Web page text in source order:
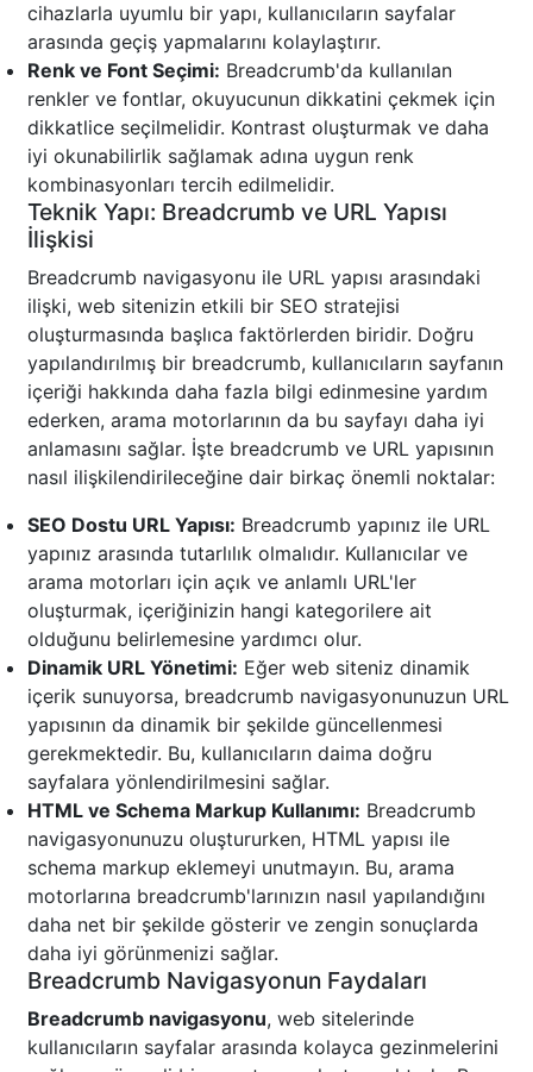
cihazlarla uyumlu bir yapı, kullanıcıların sayfalar
arasında geçiş yapmalarını kolaylaştırır.
Renk ve Font Seçimi: Breadcrumb'da kullanılan
renkler ve fontlar, okuyucunun dikkatini çekmek için
dikkatlice seçilmelidir. Kontrast oluşturmak ve daha
iyi okunabilirlik sağlamak adına uygun renk
kombinasyonları tercih edilmelidir.
Teknik Yapı: Breadcrumb ve URL Yapısı
İlişkisi
Breadcrumb navigasyonu ile URL yapısı arasındaki
ilişki, web sitenizin etkili bir SEO stratejisi
oluşturmasında başlıca faktörlerden biridir. Doğru
yapılandırılmış bir breadcrumb, kullanıcıların sayfanın
içeriği hakkında daha fazla bilgi edinmesine yardım
ederken, arama motorlarının da bu sayfayı daha iyi
anlamasını sağlar. İşte breadcrumb ve URL yapısının
nasıl ilişkilendirileceğine dair birkaç önemli noktalar:
SEO Dostu URL Yapısı: Breadcrumb yapınız ile URL
yapınız arasında tutarlılık olmalıdır. Kullanıcılar ve
arama motorları için açık ve anlamlı URL'ler
oluşturmak, içeriğinizin hangi kategorilere ait
olduğunu belirlemesine yardımcı olur.
Dinamik URL Yönetimi: Eğer web siteniz dinamik
içerik sunuyorsa, breadcrumb navigasyonunuzun URL
yapısının da dinamik bir şekilde güncellenmesi
gerekmektedir. Bu, kullanıcıların daima doğru
sayfalara yönlendirilmesini sağlar.
HTML ve Schema Markup Kullanımı: Breadcrumb
navigasyonunuzu oluştururken, HTML yapısı ile
schema markup eklemeyi unutmayın. Bu, arama
motorlarına breadcrumb'larınızın nasıl yapılandığını
daha net bir şekilde gösterir ve zengin sonuçlarda
daha iyi görünmenizi sağlar.
Breadcrumb Navigasyonun Faydaları
Breadcrumb navigasyonu, web sitelerinde
kullanıcıların sayfalar arasında kolayca gezinmelerini